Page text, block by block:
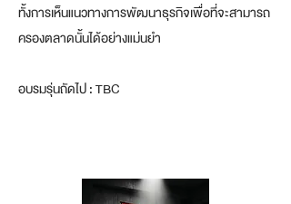
ทั้งการเห็นแนวทางการพัฒนาธุรกิจเพื่อที่จะสามารถ
ครองตลาดนั้นได้อย่างแม่นยำ
อบรมรุ่นถัดไป : TBC